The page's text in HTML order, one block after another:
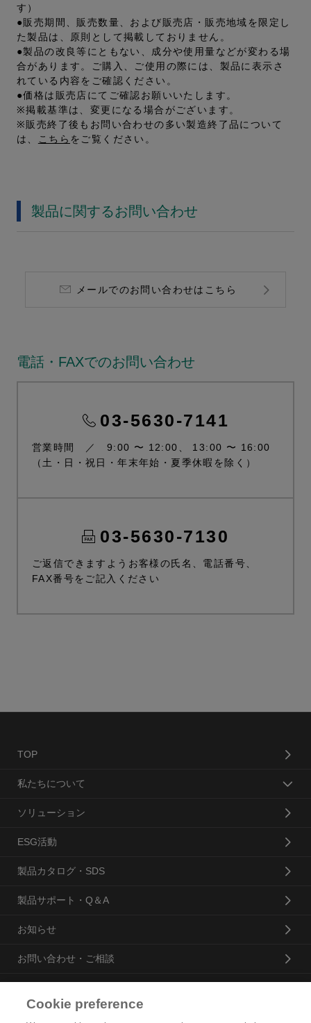
す）
●販売期間、販売数量、および販売店・販売地域を限定し
た製品は、原則として掲載しておりません。
●製品の改良等にともない、成分や使用量などが変わる場
合があります。ご購入、ご使用の際には、製品に表示さ
れている内容をご確認ください。
●価格は販売店にてご確認お願いいたします。
※掲載基準は、変更になる場合がございます。
※販売終了後もお問い合わせの多い製造終了品について
は、
こちら をご覧ください。
製品に関するお問い合わせ
メールでのお問い合わせはこちら
電話・FAXでのお問い合わせ
03-5630-7141
営業時間 ／ 9:00 〜 12:00、 13:00 〜 16:00
（土・日・祝日・年末年始・夏季休暇を除く）
03-5630-7130
ご返信できますようお客様の氏名、電話番号、
FAX番号をご記入ください
TOP
私たちについて
ソリューション
ESG活動
製品カタログ・SDS
製品サポート・Q＆A
お知らせ
お問い合わせ・ご相談
Cookie preference